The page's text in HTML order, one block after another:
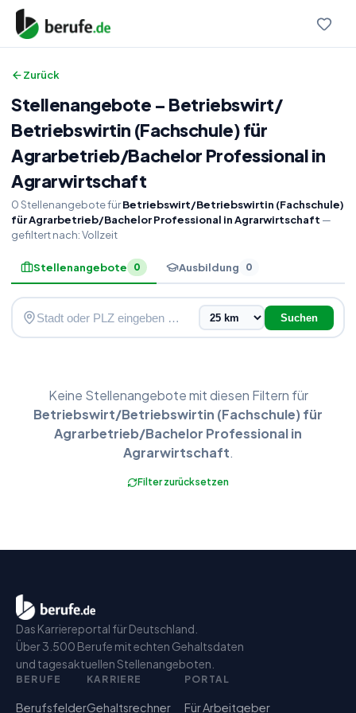
Zurück
Stellenangebote – Betriebswirt/
Betriebswirtin (Fachschule) für
Agrarbetrieb/Bachelor Professional in
Agrarwirtschaft
0StellenangebotefürBetriebswirt/Betriebswirtin (Fachschule)
für Agrarbetrieb/Bachelor Professional in Agrarwirtschaft —
gefiltert nach:Vollzeit
Stellenangebote 0 Ausbildung 0
Suchen
Keine Stellenangebotemit diesen Filtern für
Betriebswirt/Betriebswirtin (Fachschule) für
Agrarbetrieb/Bachelor Professional in
Agrarwirtschaft.
Filter zurücksetzen
Das Karriereportal für Deutschland.
Über 3.500 Berufe mit echten Gehaltsdaten
und tagesaktuellen Stellenangeboten.
BERUFE
Berufsfelder
KARRIERE
Gehaltsrechner
PORTAL
Für Arbeitgeber